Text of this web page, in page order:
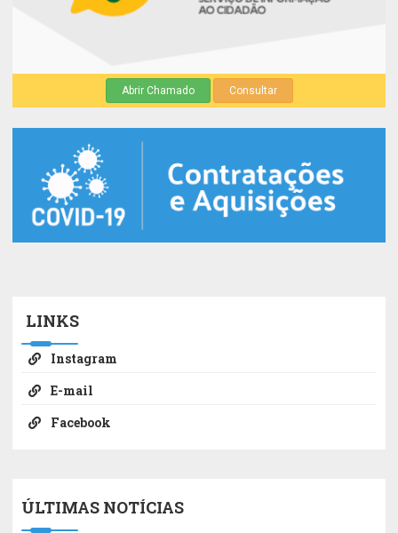
Abrir Chamado Consultar
LINKS
Instagram
E-mail
Facebook
ÚLTIMAS NOTÍCIAS